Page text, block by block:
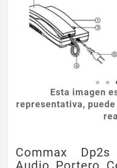
Esta imagen
representativa,
real
Commax